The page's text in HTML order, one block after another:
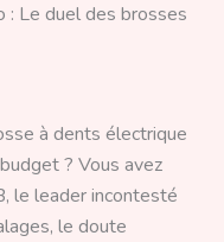
Le duel des brosses
à dents électrique
? Vous avez
le leader incontesté
le doute